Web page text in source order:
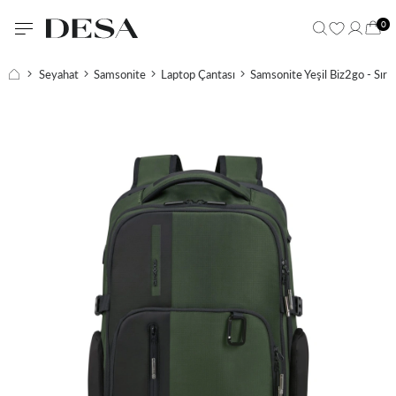
0
Seyahat Samsonite Laptop Çantası Samsonite Yeşil Biz2go -